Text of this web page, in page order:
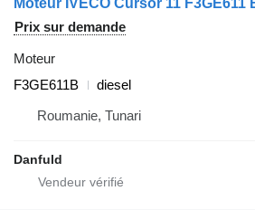
Prix sur demande
Moteur
F3GE611B
diesel
Roumanie, Tunari
Danfuld